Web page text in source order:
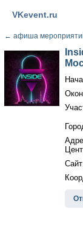
VKevent.ru
← афиша